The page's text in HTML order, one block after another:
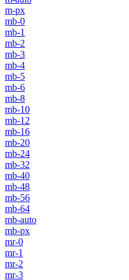
m-px
mb-0
mb-1
mb-2
mb-3
mb-4
mb-5
mb-6
mb-8
mb-10
mb-12
mb-16
mb-20
mb-24
mb-32
mb-40
mb-48
mb-56
mb-64
mb-auto
mb-px
mr-0
mr-1
mr-2
mr-3